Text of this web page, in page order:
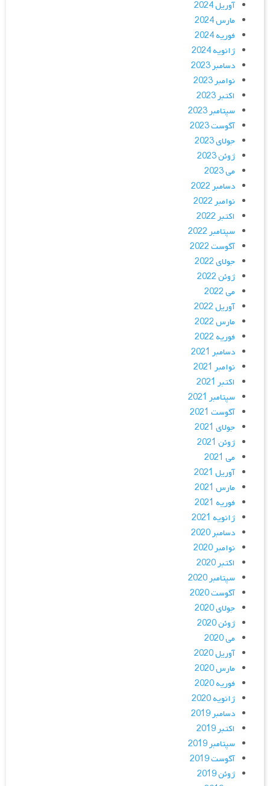
آوریل 2024
مارس 2024
فوریه 2024
ژانویه 2024
دسامبر 2023
نوامبر 2023
اکتبر 2023
سپتامبر 2023
آگوست 2023
جولای 2023
ژوئن 2023
می 2023
دسامبر 2022
نوامبر 2022
اکتبر 2022
سپتامبر 2022
آگوست 2022
جولای 2022
ژوئن 2022
می 2022
آوریل 2022
مارس 2022
فوریه 2022
دسامبر 2021
نوامبر 2021
اکتبر 2021
سپتامبر 2021
آگوست 2021
جولای 2021
ژوئن 2021
می 2021
آوریل 2021
مارس 2021
فوریه 2021
ژانویه 2021
دسامبر 2020
نوامبر 2020
اکتبر 2020
سپتامبر 2020
آگوست 2020
جولای 2020
ژوئن 2020
می 2020
آوریل 2020
مارس 2020
فوریه 2020
ژانویه 2020
دسامبر 2019
اکتبر 2019
سپتامبر 2019
آگوست 2019
ژوئن 2019